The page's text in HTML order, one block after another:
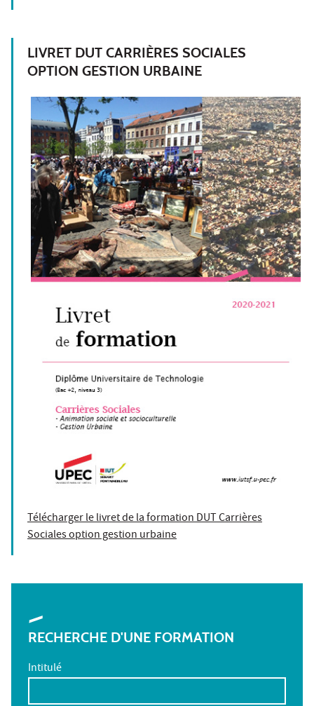
LIVRET DUT CARRIÈRES SOCIALES
OPTION GESTION URBAINE
Télécharger le livret de la formation DUT Carrières
Sociales option gestion urbaine
RECHERCHE D'UNE FORMATION
Intitulé